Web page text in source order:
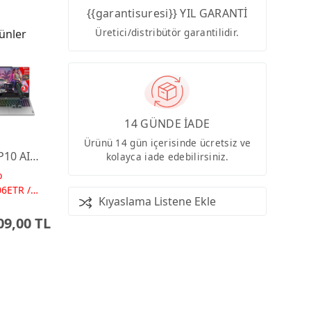
AI
1TB
/
TL
{{garantisuresi}} YIL GARANTİ
Üretici/distribütör garantilidir.
14 GÜNDE İADE
Ürünü 14 gün içerisinde ücretsiz ve
kolayca iade edebilirsiniz.
Kıyaslama Listene Ekle